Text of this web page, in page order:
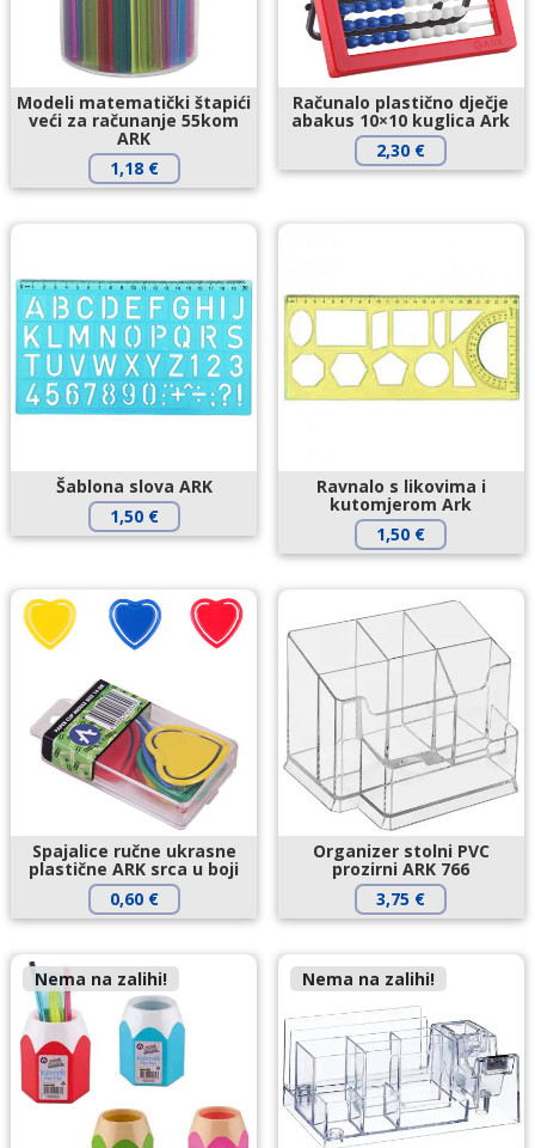
Modeli matematički štapići
veći za računanje 55kom
ARK
1,18 €
Računalo plastično dječje
abakus 10×10 kuglica Ark
2,30 €
Šablona slova ARK
1,50 €
Ravnalo s likovima i
kutomjerom Ark
1,50 €
Spajalice ručne ukrasne
plastične ARK srca u boji
0,60 €
Organizer stolni PVC
prozirni ARK 766
3,75 €
Nema na zalihi! Nema na zalihi!